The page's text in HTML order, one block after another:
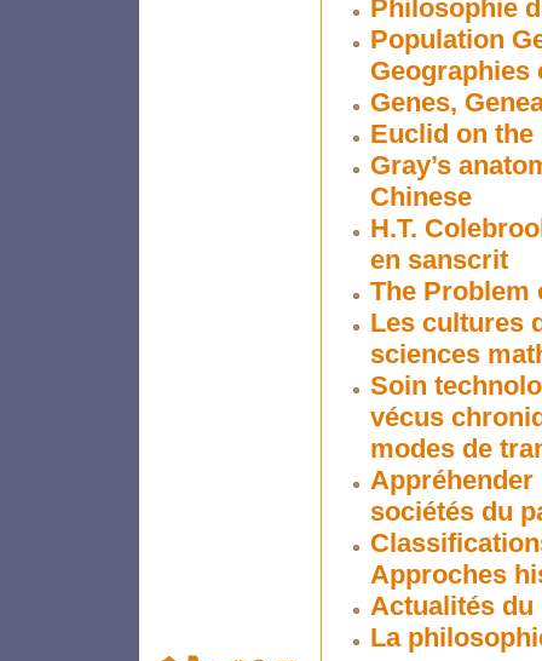
Philosophie
Population
Geographies
Genes,
Euclid on the
Gray’s
Chinese
H.T.
en sanscrit
The Problem
Les cultures
sciences
Soin
vécus
modes de
Appréhender
sociétés du
Approches
Actualités du
La